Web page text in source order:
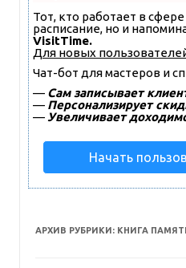
Тот, кто работает в
расписание, но и
VisitTime.
Для новых
Чат-бот для мастеров и
— Сам записывает
— Персонализирует
— Увеличивает
Начать
АРХИВ РУБРИКИ: КНИГА